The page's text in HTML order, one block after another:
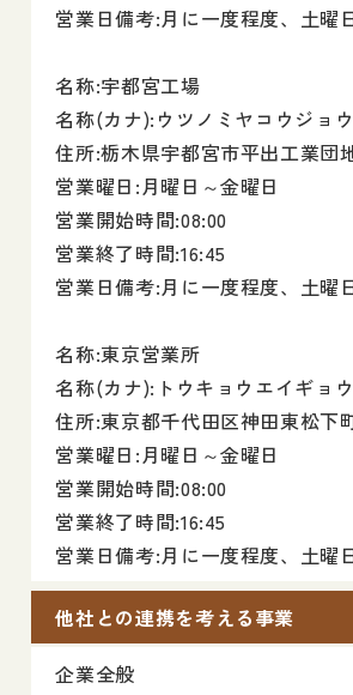
営業日備考:月に一度程度、土曜
名称:宇都宮工場
名称(カナ):ウツノミヤコウジョウ
住所:栃木県宇都宮市平出工業団
営業曜日:月曜日～金曜日
営業開始時間:08:00
営業終了時間:16:45
営業日備考:月に一度程度、土曜
名称:東京営業所
名称(カナ):トウキョウエイギョ
住所:東京都千代田区神田東松下
営業曜日:月曜日～金曜日
営業開始時間:08:00
営業終了時間:16:45
営業日備考:月に一度程度、土曜
他社との連携を考える事業
企業全般